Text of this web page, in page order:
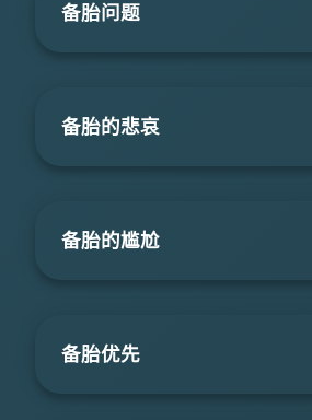
备胎问题
备胎的悲哀
备胎的尴尬
备胎优先